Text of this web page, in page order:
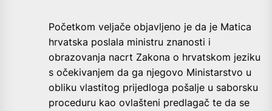
Početkom veljače objavljeno je da je Matica
hrvatska poslala ministru znanosti i
obrazovanja nacrt Zakona o hrvatskom jeziku
s očekivanjem da ga njegovo Ministarstvo u
obliku vlastitog prijedloga pošalje u saborsku
proceduru kao ovlašteni predlagač te da se